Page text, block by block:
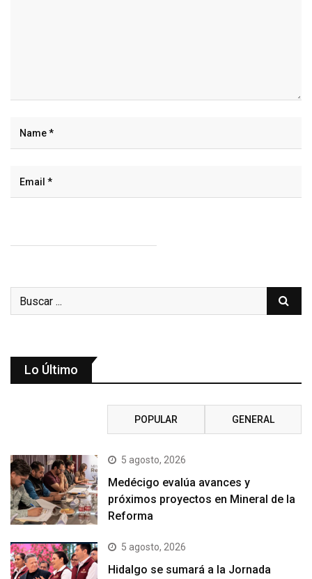
Lo Último
POPULAR GENERAL
5 agosto, 2026
Medécigo evalúa avances y
próximos proyectos en Mineral de la
Reforma
5 agosto, 2026
Hidalgo se sumará a la Jornada